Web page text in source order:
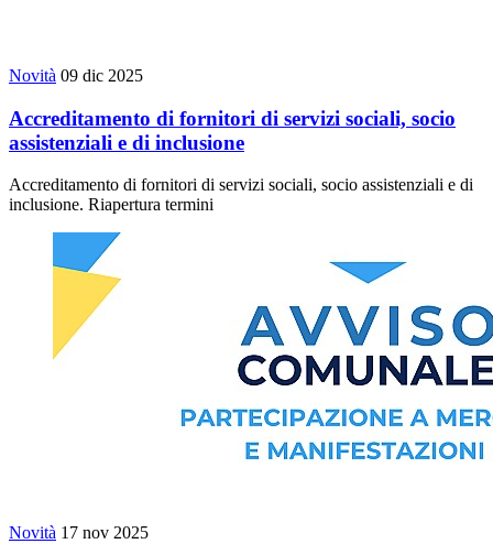
Novità 09 dic 2025
Accreditamento di fornitori di servizi sociali, socio
assistenziali e di inclusione
Accreditamento di fornitori di servizi sociali, socio assistenziali e di
inclusione. Riapertura termini
Novità 17 nov 2025